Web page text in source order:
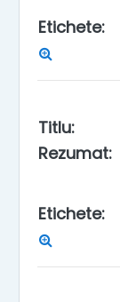
Etichete:
Titlu:
Rezumat:
Etichete: